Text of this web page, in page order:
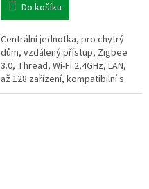
Do košíku
Centrální jednotka, pro chytrý
dům, vzdálený přístup, Zigbee
3.0, Thread, Wi-Fi 2,4GHz, LAN,
až 128 zařízení, kompatibilní s
Apple Home, Google Home,